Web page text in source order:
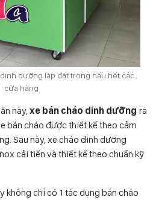
dưỡng lắp đặt trong hầu hết các
cửa hàng
này, xe bán cháo dinh dưỡng ra
bán cháo được thiết kế theo cảm
Sau này, xe cháo dinh dưỡng
cải tiến và thiết kế theo chuẩn kỹ
không chỉ có 1 tác dụng bán cháo